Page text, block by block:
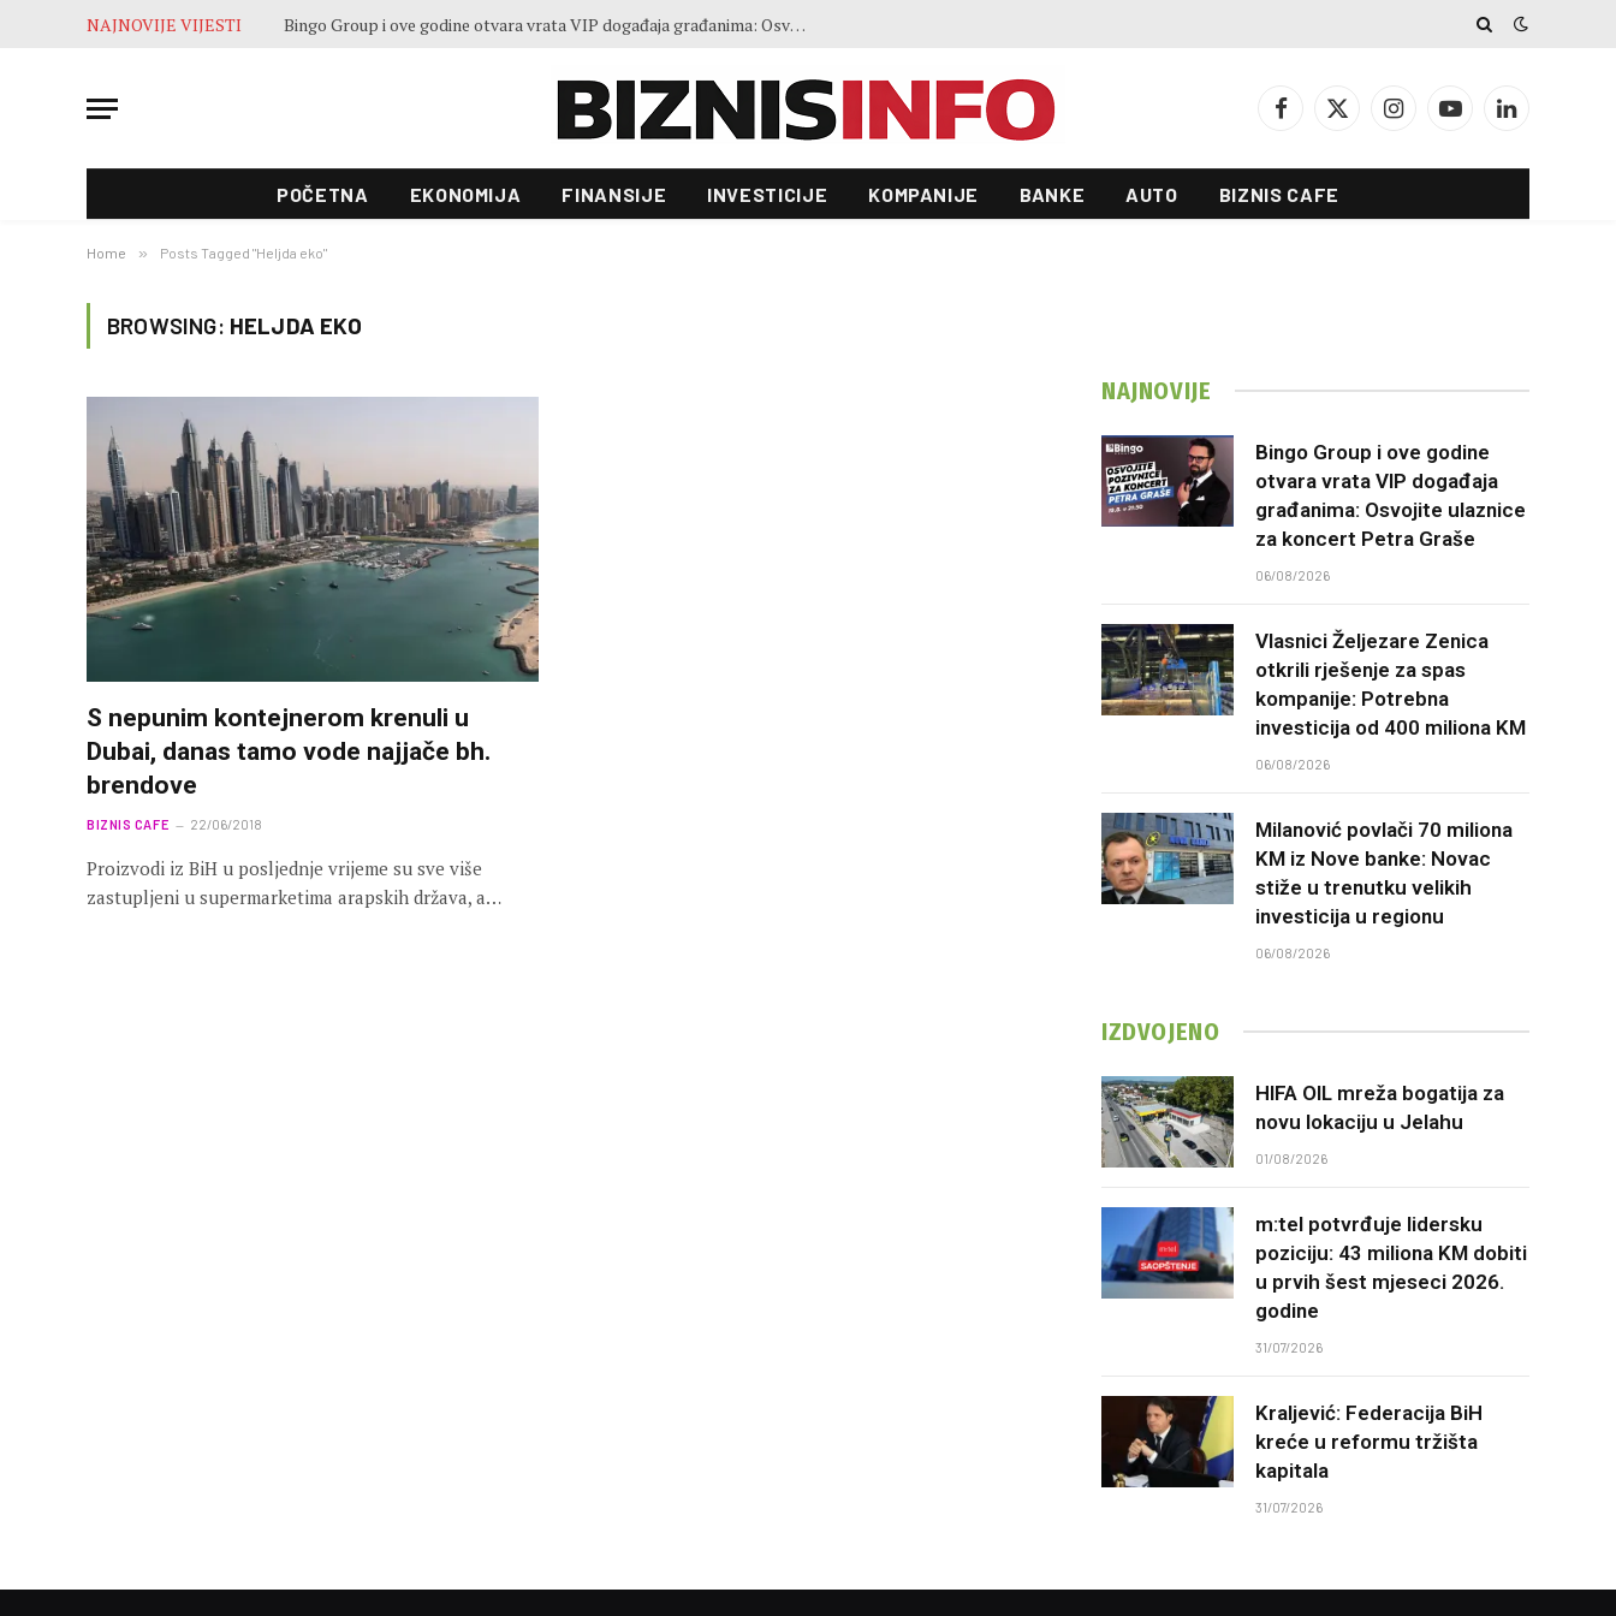
NAJNOVIJE VIJESTI Bingo Group i ove godine otvara vrata VIP događaja građanima: Osvojite ulaznice za koncert Petra Graše
Facebook
X
InstagramYouTubeLinkedIn
POČETNA EKONOMIJA FINANSIJE INVESTICIJE KOMPANIJE BANKE AUTO BIZNIS CAFE
Home » Posts Tagged "Heljda eko"
BROWSING: HELJDA EKO
S nepunim kontejnerom krenuli u
Dubai, danas tamo vode najjače bh.
brendove
BIZNIS CAFE 22/06/2018
Proizvodi iz BiH u posljednje vrijeme su sve više
zastupljeni u supermarketima arapskih država, a…
NAJNOVIJE
Bingo Group i ove godine
otvara vrata VIP događaja
građanima: Osvojite ulaznice
za koncert Petra Graše
06/08/2026
Vlasnici Željezare Zenica
otkrili rješenje za spas
kompanije: Potrebna
investicija od 400 miliona KM
06/08/2026
Milanović povlači 70 miliona
KM iz Nove banke: Novac
stiže u trenutku velikih
investicija u regionu
06/08/2026
IZDVOJENO
HIFA OIL mreža bogatija za
novu lokaciju u Jelahu
01/08/2026
m:tel potvrđuje lidersku
poziciju: 43 miliona KM dobiti
u prvih šest mjeseci 2026.
godine
31/07/2026
Kraljević: Federacija BiH
kreće u reformu tržišta
kapitala
31/07/2026